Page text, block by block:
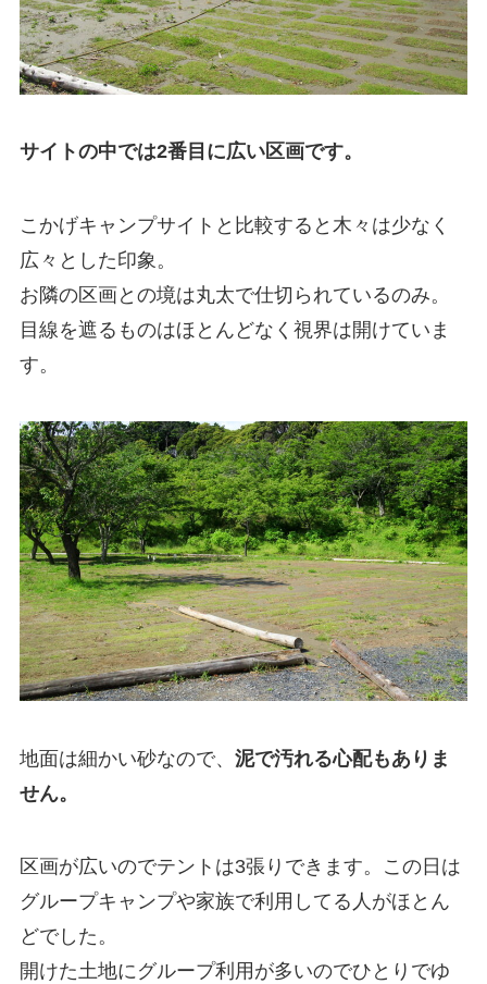
サイトの中では2番目に広い区画です。
こかげキャンプサイトと比較すると木々は少なく
広々とした印象。
お隣の区画との境は丸太で仕切られているのみ。
目線を遮るものはほとんどなく視界は開けていま
す。
地面は細かい砂なので、 泥で汚れる心配もありま
せん。
区画が広いのでテントは3張りできます。この日は
グループキャンプや家族で利用してる人がほとん
どでした。
開けた土地にグループ利用が多いのでひとりでゆ